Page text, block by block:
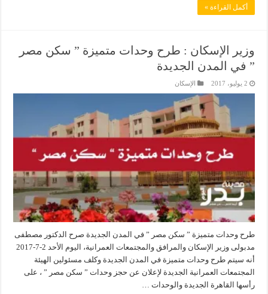
أكمل القراءة »
وزير الإسكان : طرح وحدات متميزة ” سكن مصر
” في المدن الجديدة
2 يوليو، 2017 الإسكان
طرح وحدات متميزة ” سكن مصر ” في المدن الجديدة صرح الدكتور مصطفى
مدبولى وزير الإسكان والمرافق والمجتمعات العمرانية، اليوم الأحد 2-7-2017
أنه سيتم طرح وحدات متميزة في المدن الجديدة وكلف مسئولين الهيئة
المجتمعات العمرانية الجديدة لإعلان عن حجز وحدات ” سكن مصر ” ، على
رأسها القاهرة الجديدة والوحدات …